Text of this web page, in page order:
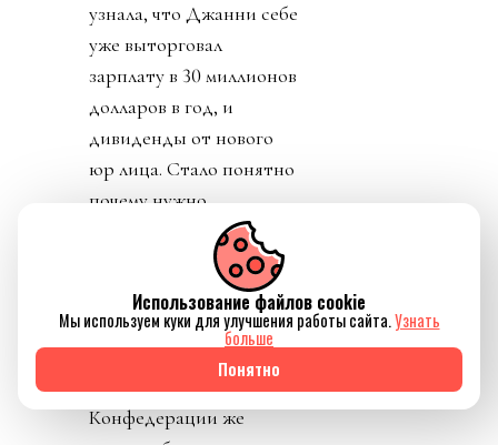
узнала, что Джанни себе
уже выторговал
зарплату в 30 миллионов
долларов в год, и
дивиденды от нового
юр лица. Стало понятно
почему нужно
увеличивать количество
матчей, команд,
турниров. И почему рвет
глотку, жилы и
отверстия в своем теле
Инфантино.
Конфедерации же
Использование файлов cookie
Мы используем куки для улучшения работы сайта.Узнать
больше
Понятно